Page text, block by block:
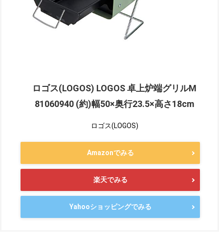
ロゴス(LOGOS) LOGOS 卓上炉端グリルM
81060940 (約)幅50×奥行23.5×高さ18cm
ロゴス(LOGOS)
Amazonでみる
楽天でみる
Yahooショッピングでみる